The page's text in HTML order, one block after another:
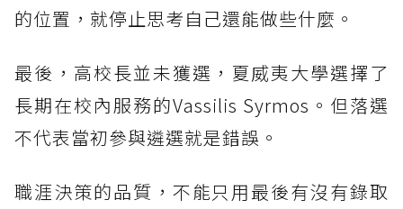
的位置，就停止思考自己還能做些什麼。
最後，高校長並未獲選，夏威夷大學選擇了
長期在校內服務的Vassilis Syrmos。但落選
不代表當初參與遴選就是錯誤。
職涯決策的品質，不能只用最後有沒有錄取